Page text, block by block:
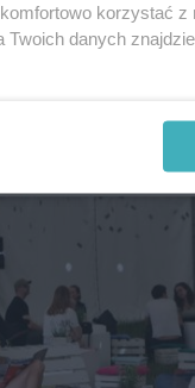
korzystać
Twoich danych